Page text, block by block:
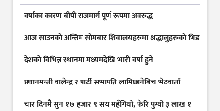
वर्षाका कारण बीपी राजमार्ग पूर्ण रूपमा अवरुद्ध
आज साउनको अन्तिम सोमबार शिवालयहरुमा श्रद्धालुहरुको भिड
देशकाे विभिन्न स्थानमा मध्यमदेखि भारी वर्षा हुने
प्रधानमन्त्री वालेन्द्र र पार्टी सभापति लामिछानेबिच भेटवार्ता
चार दिनमै सुन १७ हजार ९ सय महँगियो, फेरि पुग्यो ३ लाख १